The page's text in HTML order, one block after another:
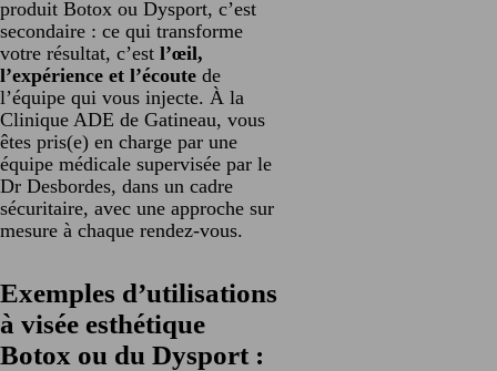
produit Botox ou Dysport, c’est
secondaire : ce qui transforme
votre résultat, c’est l’œil,
l’expérience et l’écoute de
l’équipe qui vous injecte. À la
Clinique ADE de Gatineau, vous
êtes pris(e) en charge par une
équipe médicale supervisée par le
Dr Desbordes, dans un cadre
sécuritaire, avec une approche sur
mesure à chaque rendez-vous.
Exemples d’utilisations
à visée esthétique
Botox ou du Dysport :